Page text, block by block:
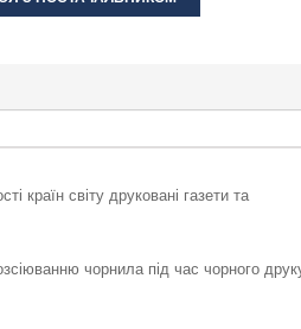
країн світу друковані газети та
чорнила під час чорного